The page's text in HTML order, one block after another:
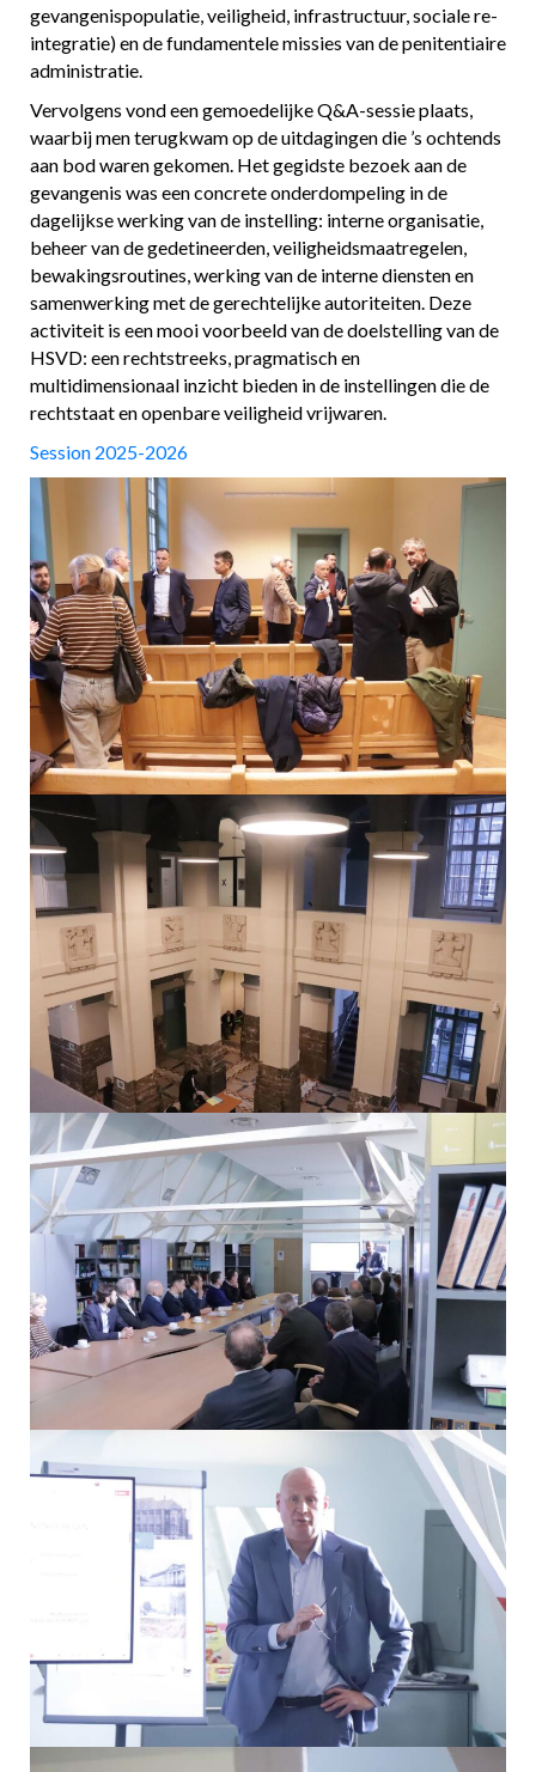
gevangenispopulatie, veiligheid, infrastructuur, sociale re-
integratie) en de fundamentele missies van de penitentiaire
administratie.
Vervolgens vond een gemoedelijke Q&A-sessie plaats,
waarbij men terugkwam op de uitdagingen die ’s ochtends
aan bod waren gekomen. Het gegidste bezoek aan de
gevangenis was een concrete onderdompeling in de
dagelijkse werking van de instelling: interne organisatie,
beheer van de gedetineerden, veiligheidsmaatregelen,
bewakingsroutines, werking van de interne diensten en
samenwerking met de gerechtelijke autoriteiten. Deze
activiteit is een mooi voorbeeld van de doelstelling van de
HSVD: een rechtstreeks, pragmatisch en
multidimensionaal inzicht bieden in de instellingen die de
rechtstaat en openbare veiligheid vrijwaren.
Session 2025-2026